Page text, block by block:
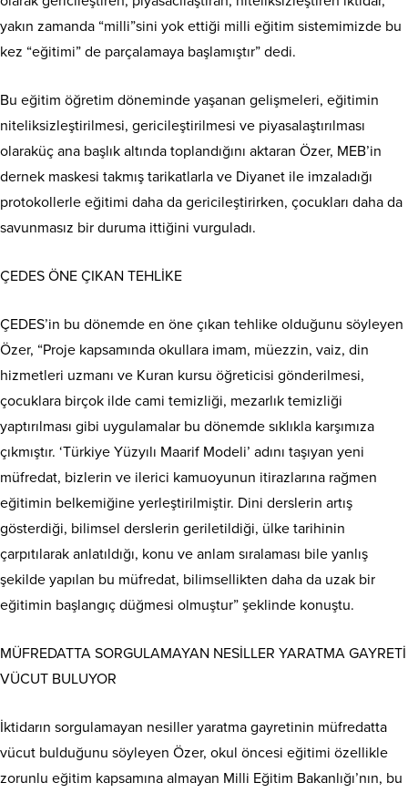
yakın zamanda “milli”sini yok ettiği milli eğitim sistemimizde bu
kez “eğitimi” de parçalamaya başlamıştır” dedi.
Bu eğitim öğretim döneminde yaşanan gelişmeleri, eğitimin
niteliksizleştirilmesi, gericileştirilmesi ve piyasalaştırılması
olaraküç ana başlık altında toplandığını aktaran Özer, MEB’in
dernek maskesi takmış tarikatlarla ve Diyanet ile imzaladığı
protokollerle eğitimi daha da gericileştirirken, çocukları daha da
savunmasız bir duruma ittiğini vurguladı.
ÇEDES ÖNE ÇIKAN TEHLİKE
ÇEDES’in bu dönemde en öne çıkan tehlike olduğunu söyleyen
Özer, “Proje kapsamında okullara imam, müezzin, vaiz, din
hizmetleri uzmanı ve Kuran kursu öğreticisi gönderilmesi,
çocuklara birçok ilde cami temizliği, mezarlık temizliği
yaptırılması gibi uygulamalar bu dönemde sıklıkla karşımıza
çıkmıştır. ‘Türkiye Yüzyılı Maarif Modeli’ adını taşıyan yeni
müfredat, bizlerin ve ilerici kamuoyunun itirazlarına rağmen
eğitimin belkemiğine yerleştirilmiştir. Dini derslerin artış
gösterdiği, bilimsel derslerin geriletildiği, ülke tarihinin
çarpıtılarak anlatıldığı, konu ve anlam sıralaması bile yanlış
şekilde yapılan bu müfredat, bilimsellikten daha da uzak bir
eğitimin başlangıç düğmesi olmuştur” şeklinde konuştu.
MÜFREDATTA SORGULAMAYAN NESİLLER YARATMA GAYRETİ
VÜCUT BULUYOR
İktidarın sorgulamayan nesiller yaratma gayretinin müfredatta
vücut bulduğunu söyleyen Özer, okul öncesi eğitimi özellikle
zorunlu eğitim kapsamına almayan Milli Eğitim Bakanlığı’nın, bu